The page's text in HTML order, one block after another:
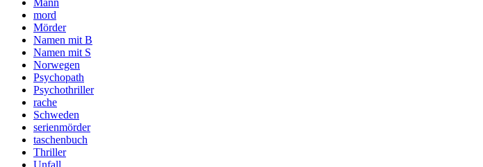
mord
Mörder
Namen mit B
Namen mit S
Norwegen
Psychopath
Psychothriller
rache
Schweden
serienmörder
taschenbuch
Thriller
Unfall